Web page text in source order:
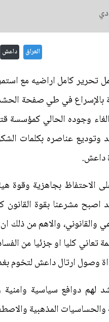
العراق داعش
تحرير كامل اراضيه مع
بالإسراع في طي صفحة
وجوده الحالي كمؤسسة
عناصره بكلمات الشكر
الاحتفاظ بجاهزية وقوة
مشرعنا بقوة القانون
والقانوني، والاهم من ذلك
كليا او جزئيا من
وصول ارتال داعش لتخوم
لهم دوافع سياسية
والحساسيات المذهبية